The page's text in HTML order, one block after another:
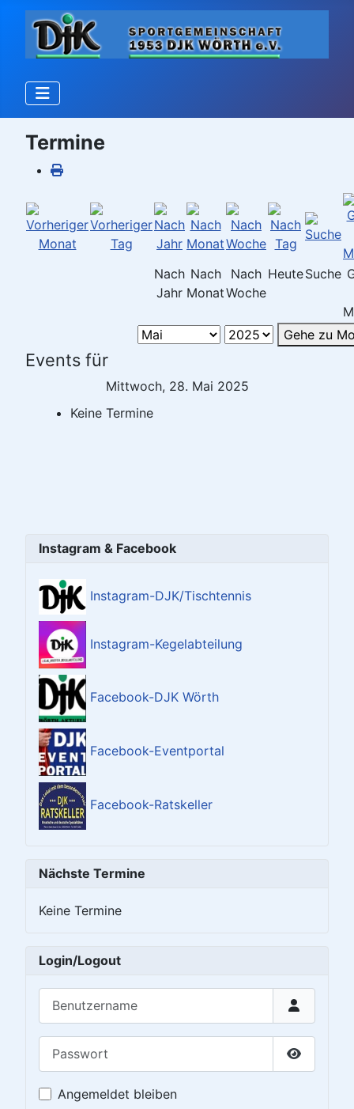
Termine
Nach
Jahr
Nach
Monat
Nach
Woche
HeuteSuche
Gehe zu
Events für
Mittwoch, 28. Mai 2025
Keine Termine
Instagram & Facebook
Instagram-DJK/Tischtennis
Instagram-Kegelabteilung
Facebook-DJK Wörth
Facebook-Eventportal
Facebook-Ratskeller
Nächste Termine
Keine Termine
Login/Logout
Passwort
Angemeldet bleiben